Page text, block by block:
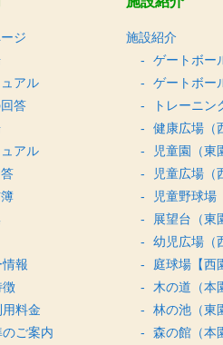
ジ
アル
答
アル
報
徴
料金
ご案内
施設紹介
ゲートボー
ゲートボー
トレーニン
健康広場（
児童園（東
児童広場（
児童野球場
展望台（東
幼児広場（
庭球場【西
木の道（本
林の池（東
森の館（本